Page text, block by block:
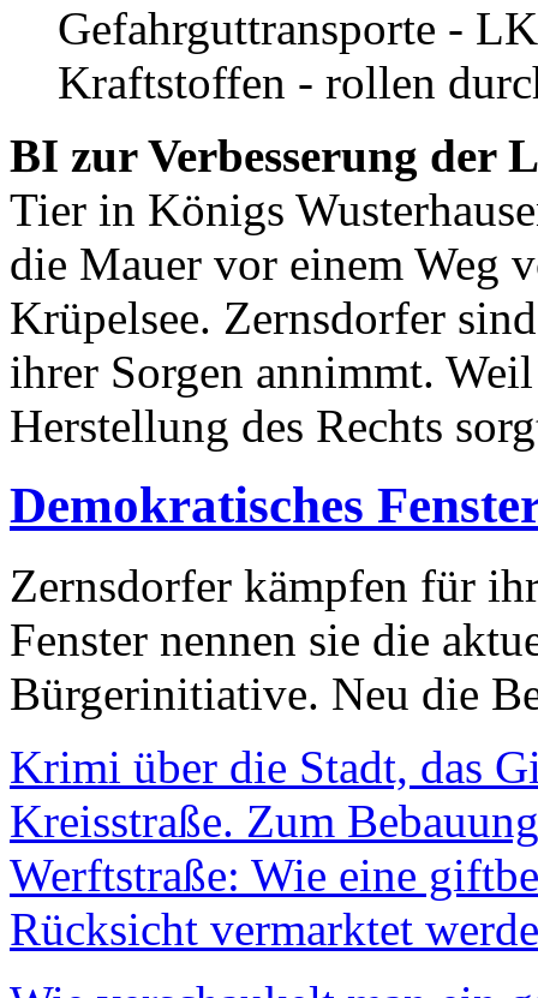
Gefahrguttransporte -
Kraftstoffen - rollen
BI zur Verbesserung der
Tier in Königs
die Mauer vor einem Weg
Krüpelsee. Zernsdorfer
ihrer Sorgen annimmt.
Herstellung des Rechts
Demokratisches
Zernsdorfer kämpfen für
Fenster nennen sie die
Bürgerinitiative. Neu die
Krimi über die Stadt, das
Kreisstraße. Zum
Werftstraße: Wie eine
Rücksicht vermarktet